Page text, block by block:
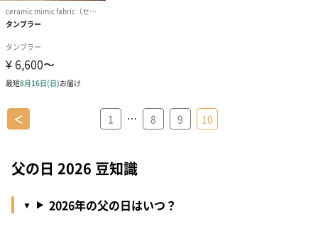
＜ 1 … 8 9 10
父の日 2026 豆知識
2026年の父の日はいつ？